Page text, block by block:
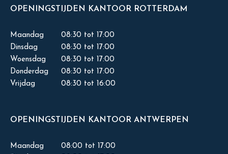
OPENINGSTIJDEN KANTOOR ROTTERDAM
Maandag
08:30 tot 17:00
Dinsdag
08:30 tot 17:00
Woensdag
08:30 tot 17:00
Donderdag
08:30 tot 17:00
Vrijdag
08:30 tot 16:00
OPENINGSTIJDEN KANTOOR ANTWERPEN
Maandag
08:00 tot 17:00